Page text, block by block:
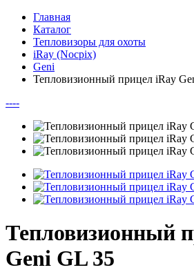
Главная
Каталог
Тепловизоры для охоты
iRay (Nocpix)
Geni
Тепловизионный прицел iRay
----
Тепловизионный
Geni GL 35